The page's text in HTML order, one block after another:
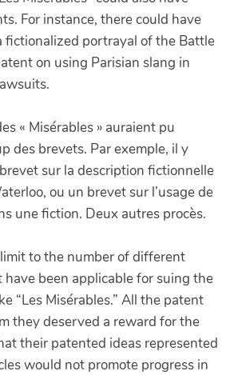
For instance, there could have
fictionalized portrayal of the Battle
on using Parisian slang in
« Misérables » auraient pu
des brevets. Par exemple, il y
sur la description fictionnelle
ou un brevet sur l’usage de
une fiction. Deux autres procès.
to the number of different
been applicable for suing the
“Les Misérables.” All the patent
they deserved a reward for the
their patented ideas represented
would not promote progress in